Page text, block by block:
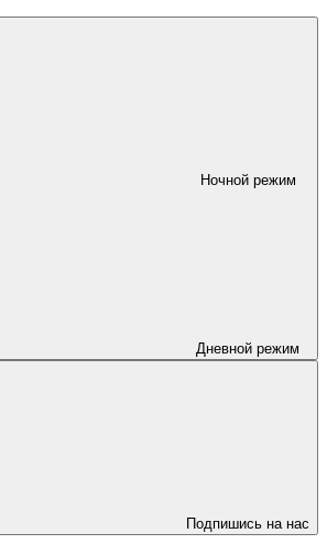
Ночной режим
Дневной режим
Подпишись на нас